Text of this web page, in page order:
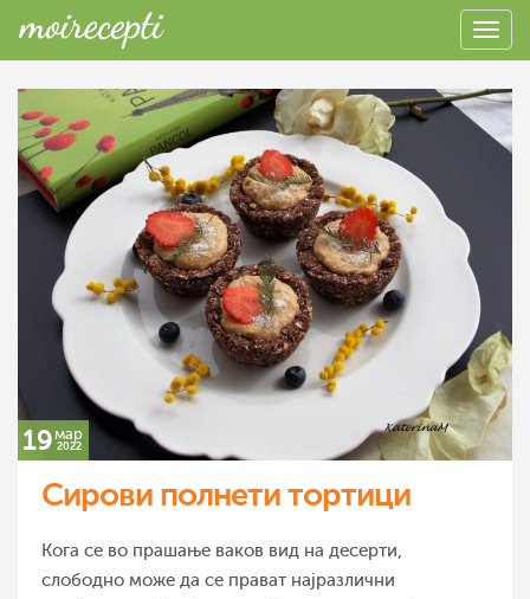
19мар
2022
Сирови полнети тортици
Кога се во прашање ваков вид на десерти,
слободно може да се прават најразлични